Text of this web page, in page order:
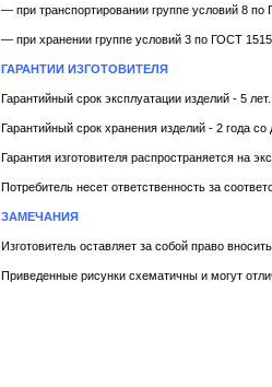
— при транспортировании группе условий 8 по
— при хранении группе условий 3 по ГОСТ
ГАРАНТИИ ИЗГОТОВИТЕЛЯ
Гарантийный срок эксплуатации изделий - 5 лет.
Гарантийный срок хранения изделий - 2 года со
Гарантия изготовителя распространяется на
Потребитель несет ответственность за
ЗАМЕЧАНИЯ
Изготовитель оставляет за собой право
Приведенные рисунки схематичны и могут